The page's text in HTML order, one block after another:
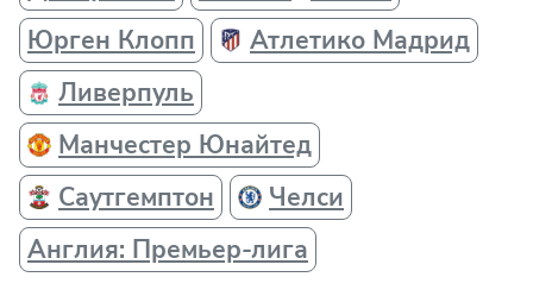
Юрген Клопп
Атлетико Мадрид
Ливерпуль
Манчестер Юнайтед
Саутгемптон
Челси
Англия: Премьер-лига